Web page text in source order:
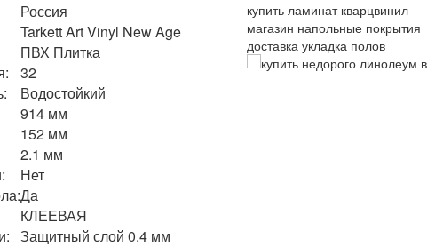
Россия
Tarkett Art Vinyl New Age
ПВХ Плитка
32
Водостойкий
914 мм
152 мм
2.1 мм
Нет
Да
КЛЕЕВАЯ
Защитный слой 0.4 мм
купить ламинат кварцвинил
магазин напольные покрытия
доставка укладка полов